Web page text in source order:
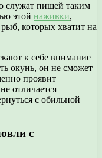
служат пищей таким
этой наживки,
которых хватит на
к себе внимание
окунь, он не сможет
проявит
отличается
с обильной
с